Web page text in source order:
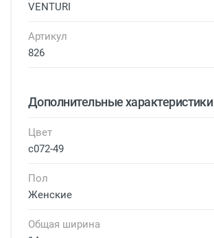
VENTURI
Артикул
826
Дополнительные характеристики
Цвет
с072-49
Пол
Женские
Общая ширина